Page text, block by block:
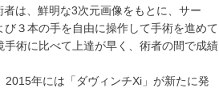
は、鮮明な3次元画像をもとに、サー
３本の手を自由に操作して手術を進めて
術に比べて上達が早く、術者の間で成績
年には「ダヴィンチXi」が新たに発